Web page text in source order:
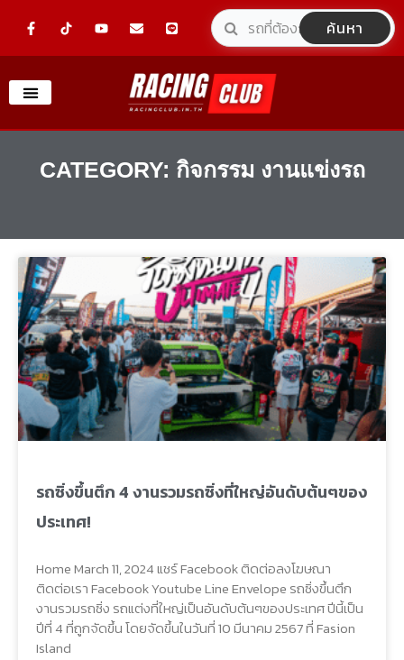
F
a
e
o
o
-
o
t
n
e
l
o
p
e
L
i
e
ค้นหา
CATEGORY: กิจกรรม งานแข่งรถ
รถซิ่งขึ้นตึก 4 งานรวมรถซิ่งที่ใหญ่อันดับต้นๆของ
ประเทศ!
Home March 11, 2024 แชร์ Facebook ติดต่อลงโฆษณา
ติดต่อเรา Facebook Youtube Line Envelope รถซิ่งขึ้นตึก
งานรวมรถซิ่ง รถแต่งที่ใหญ่เป็นอันดับต้นๆของประเทศ ปีนี้เป็น
ปีที่ 4 ที่ถูกจัดขึ้น โดยจัดขึ้นในวันที่ 10 มีนาคม 2567 ที่ Fasion
Island